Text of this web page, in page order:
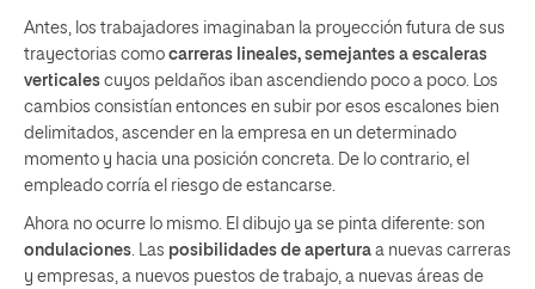
Antes, los trabajadores imaginaban la proyección futura de sus
trayectorias como carreras lineales, semejantes a escaleras
verticales cuyos peldaños iban ascendiendo poco a poco. Los
cambios consistían entonces en subir por esos escalones bien
delimitados, ascender en la empresa en un determinado
momento y hacia una posición concreta. De lo contrario, el
empleado corría el riesgo de estancarse.
Ahora no ocurre lo mismo. El dibujo ya se pinta diferente: son
ondulaciones . Las posibilidades de apertura a nuevas carreras
y empresas, a nuevos puestos de trabajo, a nuevas áreas de